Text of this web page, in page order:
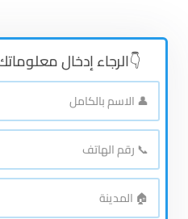
👇الرجاء إدخال
👤
الاسم
بالكامل*
📞
رقم
الهاتف*
🏠
المدينة*